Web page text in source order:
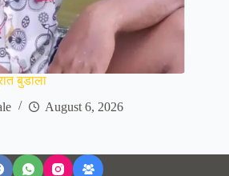
बुडाला
August 6, 2026